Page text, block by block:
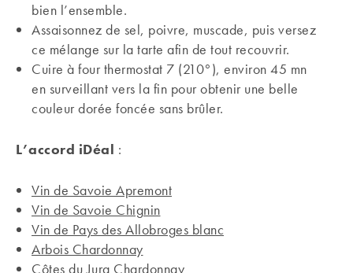
bien l’ensemble.
Assaisonnez de sel, poivre, muscade, puis versez
ce mélange sur la tarte afin de tout recouvrir.
Cuire à four thermostat 7 (210°), environ 45 mn
en surveillant vers la fin pour obtenir une belle
couleur dorée foncée sans brûler.
L’accord iDéal :
Vin de Savoie Apremont
Vin de Savoie Chignin
Vin de Pays des Allobroges blanc
Arbois Chardonnay
Côtes du Jura Chardonnay